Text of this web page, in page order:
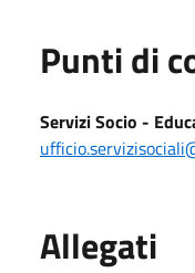
Punti di
Servizi Socio -
Allegati